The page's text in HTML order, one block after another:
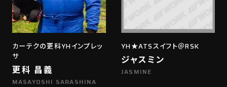
カーテクの更科YHインプレッ
サ
更科 昌義
MASAYOSHI SARASHINA
YH★ATSスイフト＠RSK
ジャスミン
JASMINE